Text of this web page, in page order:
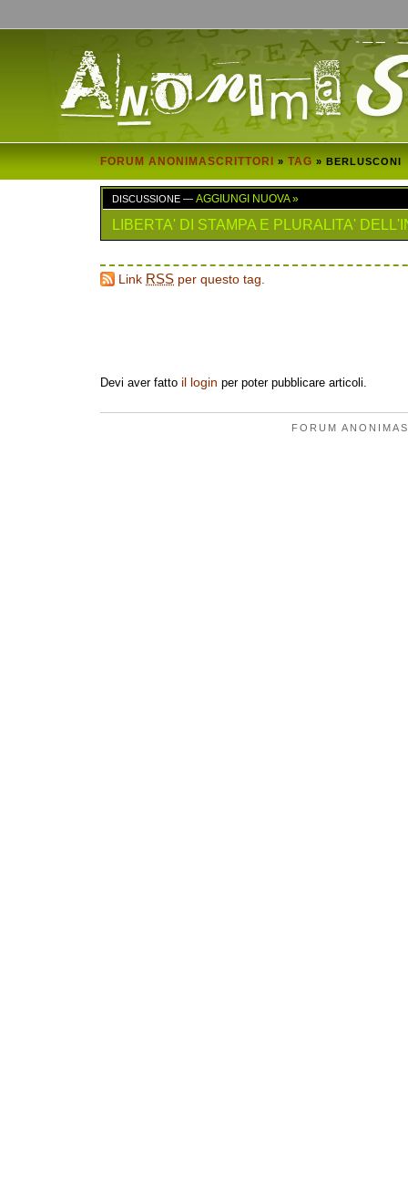
FORUM ANONIMASCRITTORI » TAG » BERLUSCONI
DISCUSSIONE — AGGIUNGI NUOVA »
LIBERTA' DI STAMPA E PLURALITA'
Link RSS per questo tag.
Devi aver fatto il login per poter pubblicare articoli.
FORUM